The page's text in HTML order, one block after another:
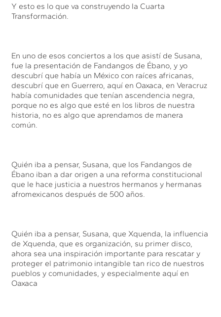
Y esto es lo que va construyendo la Cuarta
Transformación.
En uno de esos conciertos a los que asistí de Susana,
fue la presentación de Fandangos de Ébano, y yo
descubrí que había un México con raíces africanas,
descubrí que en Guerrero, aquí en Oaxaca, en Veracruz
había comunidades que tenían ascendencia negra,
porque no es algo que esté en los libros de nuestra
historia, no es algo que aprendamos de manera
común.
Quién iba a pensar, Susana, que los Fandangos de
Ébano iban a dar origen a una reforma constitucional
que le hace justicia a nuestros hermanos y hermanas
afromexicanos después de 500 años.
Quién iba a pensar, Susana, que Xquenda, la influencia
de Xquenda, que es organización, su primer disco,
ahora sea una inspiración importante para rescatar y
proteger el patrimonio intangible tan rico de nuestros
pueblos y comunidades, y especialmente aquí en
Oaxaca